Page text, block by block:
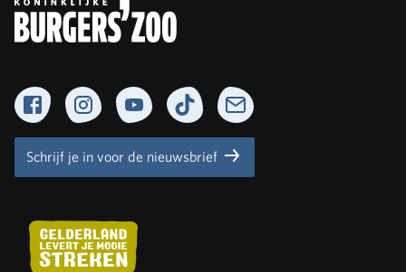
FacebookInstagramYouTubeTikTok Newsletter
Schrijf je in voor de nieuwsbrief